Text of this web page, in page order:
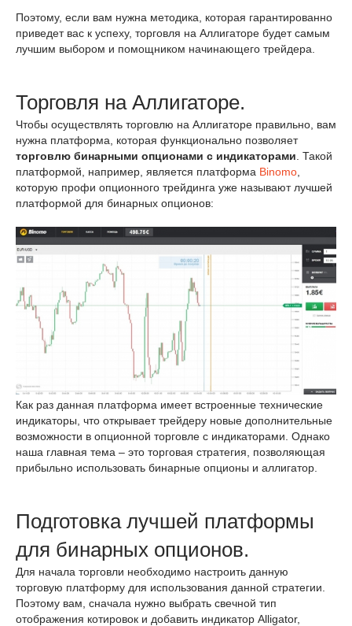
Поэтому, если вам нужна методика, которая гарантированно
приведет вас к успеху, торговля на Аллигаторе будет самым
лучшим выбором и помощником начинающего трейдера.
Торговля на Аллигаторе.
Чтобы осуществлять торговлю на Аллигаторе правильно, вам
нужна платформа, которая функционально позволяет
торговлю бинарными опционами с индикаторами . Такой
платформой, например, является платформа Binomo
которую профи опционного трейдинга уже называют лучшей
платформой для бинарных опционов:
Как раз данная платформа имеет встроенные технические
индикаторы, что открывает трейдеру новые дополнительные
возможности в опционной торговле с индикаторами. Однако
наша главная тема – это торговая стратегия, позволяющая
прибыльно использовать бинарные опционы и аллигатор.
Подготовка лучшей платформы
для бинарных опционов.
Для начала торговли необходимо настроить данную
торговую платформу для использования данной стратегии.
Поэтому вам, сначала нужно выбрать свечной тип
отображения котировок и добавить индикатор Alligator,